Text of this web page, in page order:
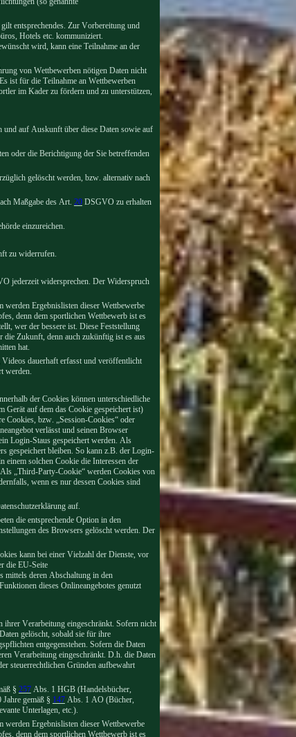
entsprechendes. Zur Vorbereitung und
Hotels etc. kommuniziert.
wird, kann eine Teilnahme an der
von Wettbewerben nötigen Daten nicht
ist für die Teilnahme an Wettbewerben
im Kader zu fördern und zu unterstützen,
und auf Auskunft über diese Daten sowie auf
oder die Berichtigung der Sie betreffenden
gelöscht werden, bzw. alternativ nach
Maßgabe des Art. 20DSGVO zu erhalten
einzureichen.
zu widerrufen.
jederzeit widersprechen. Der Widerspruch
Ergebnislisten dieser Wettbewerbe
denn dem sportlichen Wettbewerb ist es
wer der bessere ist. Diese Feststellung
die Zukunft, denn auch zukünftig ist es aus
hat.
dauerhaft erfasst und veröffentlicht
werden.
der Cookies können unterschiedliche
Gerät auf dem das Cookie gespeichert ist)
Cookies, bzw. „Session-Cookies“ oder
verlässt und seinen Browser
Login-Staus gespeichert werden. Als
gespeichert bleiben. So kann z.B. der Login-
einem solchen Cookie die Interessen der
„Third-Party-Cookie“ werden Cookies von
wenn es nur dessen Cookies sind
auf.
die entsprechende Option in den
des Browsers gelöscht werden. Der
kann bei einer Vielzahl der Dienste, vor
die EU-Seite
mittels deren Abschaltung in den
dieses Onlineangebotes genutzt
Verarbeitung eingeschränkt. Sofern nicht
gelöscht, sobald sie für ihre
entgegenstehen. Sofern die Daten
Verarbeitung eingeschränkt. D.h. die Daten
steuerrechtlichen Gründen aufbewahrt
§ 257Abs. 1 HGB (Handelsbücher,
gemäß § 147Abs. 1 AO (Bücher,
Unterlagen, etc.).
Ergebnislisten dieser Wettbewerbe
denn dem sportlichen Wettbewerb ist es